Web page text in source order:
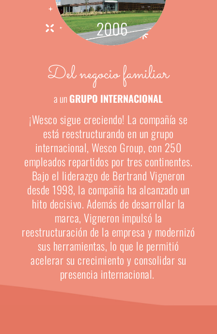
Del negocio familiar
a un GRUPO INTERNACIONAL
¡Wesco sigue creciendo! La compañía se
está reestructurando en un grupo
internacional, Wesco Group, con 250
empleados repartidos por tres continentes.
Bajo el liderazgo de Bertrand Vigneron
desde 1998, la compañía ha alcanzado un
hito decisivo. Además de desarrollar la
marca, Vigneron impulsó la
reestructuración de la empresa y modernizó
sus herramientas, lo que le permitió
acelerar su crecimiento y consolidar su
presencia internacional.